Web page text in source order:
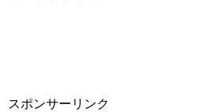
スポンサーリンク